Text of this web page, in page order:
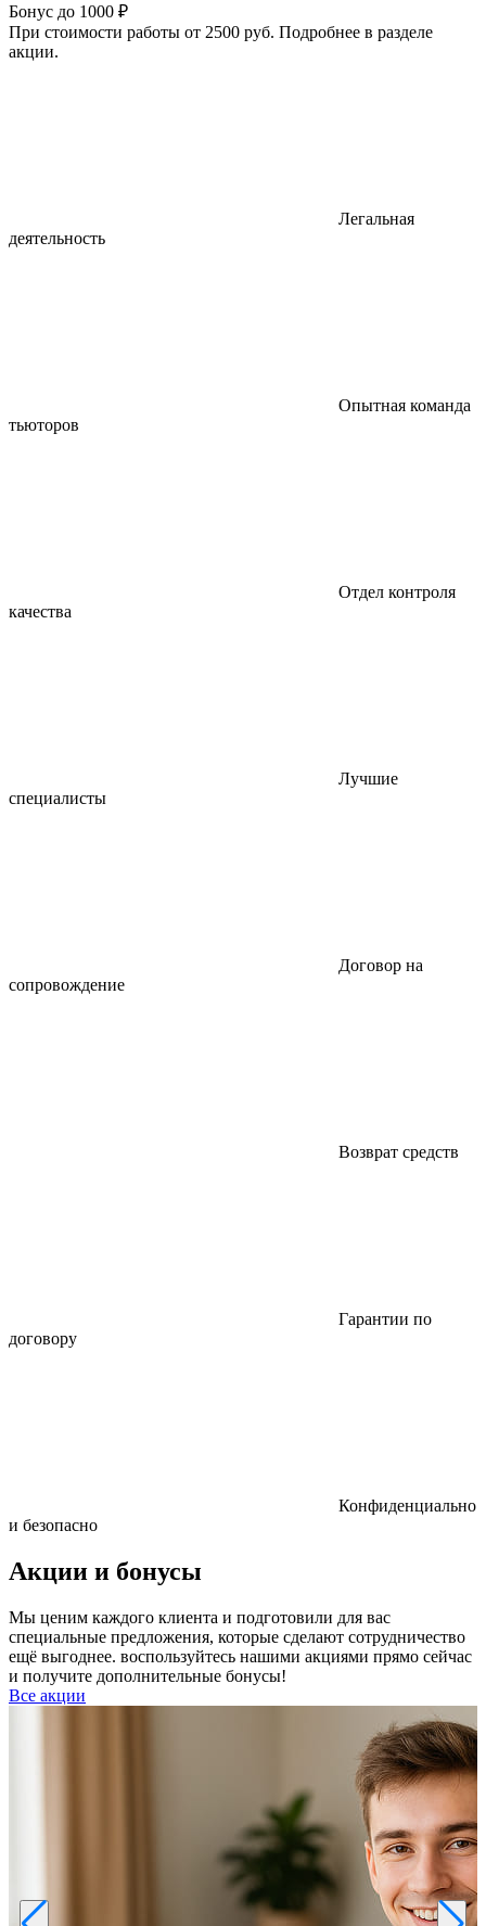
Бонус до 1000 ₽
При стоимости работы от 2500 руб. Подробнее в разделе
акции.
Легальная
деятельность
Опытная команда
тьюторов
Отдел контроля
качества
Лучшие
специалисты
Договор на
сопровождение
Возврат средств
Гарантии по
договору
Конфиденциально
и безопасно
Акции и бонусы
Мы ценим каждого клиента и подготовили для вас
специальные предложения, которые сделают сотрудничество
ещё выгоднее. воспользуйтесь нашими акциями прямо сейчас
и получите дополнительные бонусы!
Все акции